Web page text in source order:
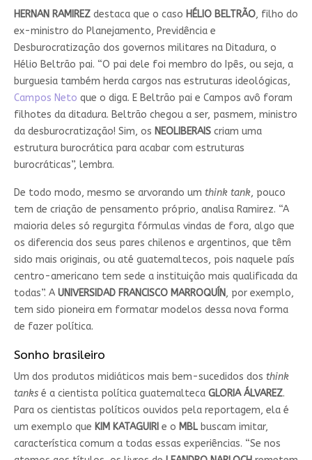
HERNAN RAMIREZdestaca que o caso HÉLIO BELTRÃO, filho do
ex-ministro do Planejamento, Previdência e
Desburocratização dos governos militares na Ditadura, o
Hélio Beltrão pai. “O pai dele foi membro do Ipês, ou seja, a
burguesia também herda cargos nas estruturas ideológicas,
Campos Neto que o diga. E Beltrão pai e Campos avô foram
filhotes da ditadura. Beltrão chegou a ser, pasmem, ministro
da desburocratização! Sim, os NEOLIBERAIScriam uma
estrutura burocrática para acabar com estruturas
burocráticas”, lembra.
De todo modo, mesmo se arvorando um think tank, pouco
tem de criação de pensamento próprio, analisa Ramirez. “A
maioria deles só regurgita fórmulas vindas de fora, algo que
os diferencia dos seus pares chilenos e argentinos, que têm
sido mais originais, ou até guatemaltecos, pois naquele país
centro-americano tem sede a instituição mais qualificada da
todas”. A UNIVERSIDAD FRANCISCO MARROQUÍN, por exemplo,
tem sido pioneira em formatar modelos dessa nova forma
de fazer política.
Sonho brasileiro
Um dos produtos midiáticos mais bem-sucedidos dos think
tanksé a cientista política guatemalteca GLORIA ÁLVAREZ.
Para os cientistas políticos ouvidos pela reportagem, ela é
um exemplo que KIM KATAGUIRI e o MBLbuscam imitar,
característica comum a todas essas experiências. “Se nos